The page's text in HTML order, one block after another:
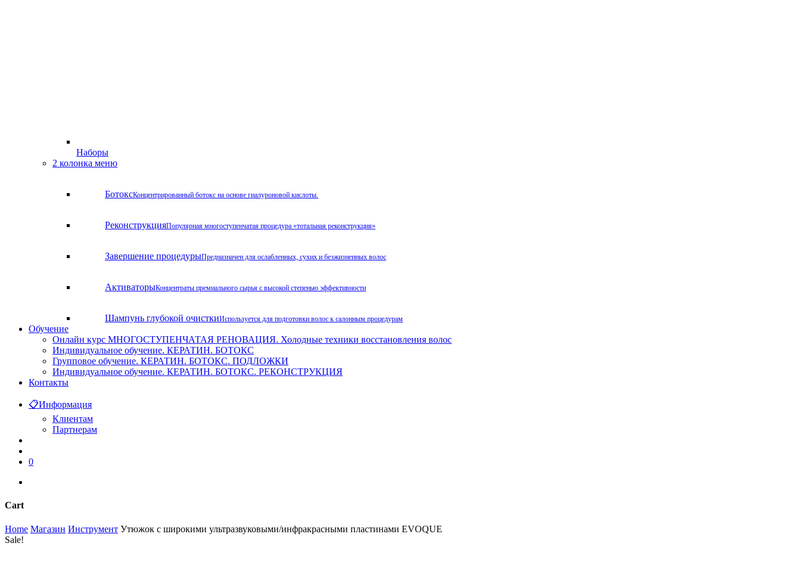
Наборы
2 колонка меню
БотоксКонцентрированный ботокс на основе гиалуроновой кислоты.
РеконструкцияПопулярная многоступенчатая процедура «тотальная реконструкция»
Завершение процедурыПредназначен для ослабленных, сухих и безжизненных волос
АктиваторыКонцентраты премиального сырья с высокой степенью эффективности
Шампунь глубокой очисткиИспользуется для подготовки волос к салонным процедурам
Обучение
Онлайн курс МНОГОСТУПЕНЧАТАЯ РЕНОВАЦИЯ. Холодные техники восстановления волос
Индивидуальное обучение. КЕРАТИН. БОТОКС
Групповое обучение. КЕРАТИН. БОТОКС. ПОДЛОЖКИ
Индивидуальное обучение. КЕРАТИН. БОТОКС. РЕКОНСТРУКЦИЯ
Контакты
📋Информация
Клиентам
Партнерам
0
Cart
Close
Cart
Home Магазин Инструмент Утюжок с широкими ультразвуковыми/инфракрасными пластинами EVOQUE
Sale!